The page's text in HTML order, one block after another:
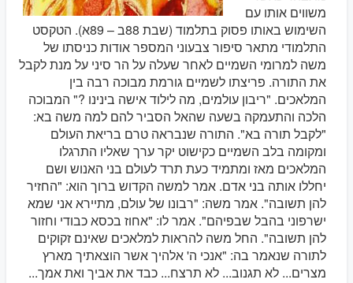
משווים אותו עם
השימוש באותו פסוק בתלמוד (שבת 88ב – 89א). הטקסט
התלמודי מתאר סיפור צבעוני המספר אודות כניסתו של
משה למרומי השמיים לאחר שעלה על הר סיני על מנת לקבל
את התורה. פריצתו לשמיים גורמת מבוכה רבה בין
המלאכים. "ריבון עולמים, מה לילוד אישה בינינו ?" המבוכה
הלכה והתעמקה בשעה שהאל הסביר להם למה משה בא:
"לקבל תורה בא". התורה שנבראה טרם בריאת העולם
ומקומה בלב השמיים כקישוט יקר ערך שאליו התרגלו
המלאכים מאז ומתמיד כעת תרד לעולם בני האנוש ושם
יחללו אותה בני אדם. אמר למשה הקדוש ברוך הוא: "החזיר
להן תשובה". אמר משה: "רבונו של עולם, מתיירא אני שמא
ישרפוני בהבל שבפיהם". אמר לו: "אחוז בכסא כבודי וחזור
להן תשובה". החל משה להראות למלאכים שאינם זקוקים
לתורה שנאמר בה: "אנכי ה' אלהיך אשר הוצאתיך מארץ
מצרים... לא תגנוב... לא תרצח... כבד את אביך ואת אמך...